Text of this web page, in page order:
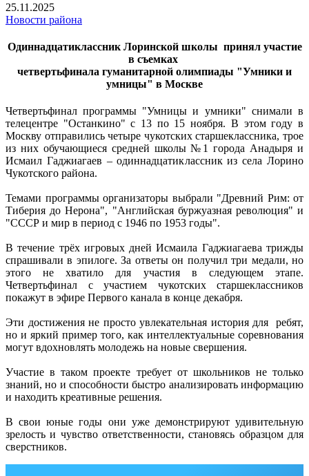
25.11.2025
Новости района
Одиннадцатиклассник Лоринской школы принял участие
в съемках
четвертьфинала гуманитарной олимпиады "Умники и
умницы" в Москве
Четвертьфинал программы "Умницы и умники" снимали в
телецентре "Останкино" с 13 по 15 ноября. В этом году в
Москву отправились четыре чукотских старшеклассника, трое
из них обучающиеся средней школы №1 города Анадыря и
Исмаил Гаджиагаев – одиннадцатиклассник из села Лорино
Чукотского района.
Темами программы организаторы выбрали "Древний Рим: от
Тиберия до Нерона", "Английская буржуазная революция" и
"СССР и мир в период с 1946 по 1953 годы".
В течение трёх игровых дней Исмаила Гаджиагаева трижды
спрашивали в эпилоге. За ответы он получил три медали, но
этого не хватило для участия в следующем этапе.
Четвертьфинал с участием чукотских старшеклассников
покажут в эфире Первого канала в конце декабря.
Эти достижения не просто увлекательная история для ребят,
но и яркий пример того, как интеллектуальные соревнования
могут вдохновлять молодежь на новые свершения.
Участие в таком проекте требует от школьников не только
знаний, но и способности быстро анализировать информацию
и находить креативные решения.
В свои юные годы они уже демонстрируют удивительную
зрелость и чувство ответственности, становясь образцом для
сверстников.